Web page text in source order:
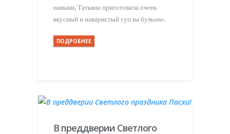
навыки, Татьяна приготовила очень
вкусный и наваристый суп на бульоне.
ПОДРОБНЕЕ
В преддверии Светлого